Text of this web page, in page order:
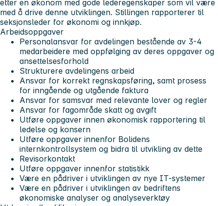
etter en økonom med gode lederegenskaper som vil være
med å drive denne utviklingen. Stillingen rapporterer til
seksjonsleder for økonomi og innkjøp.
Arbeidsoppgaver
Personalansvar for avdelingen bestående av 3-4
medarbeidere med oppfølging av deres oppgaver og
ansettelsesforhold
Strukturere avdelingens arbeid
Ansvar for korrekt regnskapsføring, samt prosess
for inngående og utgående faktura
Ansvar for samsvar med relevante lover og regler
Ansvar for fagområde skatt og avgift
Utføre oppgaver innen økonomisk rapportering til
ledelse og konsern
Utføre oppgaver innenfor Bolidens
internkontrollsystem og bidra til utvikling av dette
Revisorkontakt
Utføre oppgaver innenfor statistikk
Være en pådriver i utviklingen av nye IT-systemer
Være en pådriver i utviklingen av bedriftens
økonomiske analyser og analyseverktøy